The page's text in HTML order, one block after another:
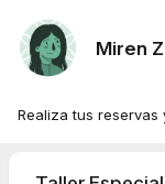
Miren
Realiza tus